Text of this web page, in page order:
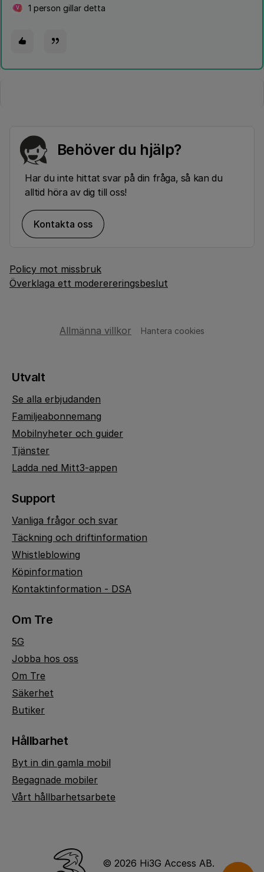
V 1 person gillar detta
Behöver du hjälp?
Har du inte hittat svar på din fråga, så kan du
alltid höra av dig till oss!
Kontakta oss
Policy mot missbruk
Överklaga ett moderereringsbeslut
Allmänna villkor Hantera cookies
Utvalt
Se alla erbjudanden
Familjeabonnemang
Mobilnyheter och guider
Tjänster
Ladda ned Mitt3-appen
Support
Vanliga frågor och svar
Täckning och driftinformation
Whistleblowing
Köpinformation
Kontaktinformation - DSA
Om Tre
5G
Jobba hos oss
Om Tre
Säkerhet
Butiker
Hållbarhet
Byt in din gamla mobil
Begagnade mobiler
Vårt hållbarhetsarbete
© 2026 Hi3G Access AB.